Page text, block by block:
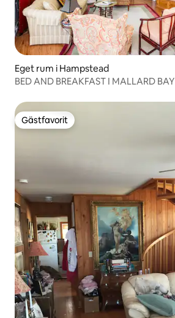
Eget rum i Hampstead
BED AND BREAKFAST I MALLARD BAY
Gästfavorit
Gästfavorit